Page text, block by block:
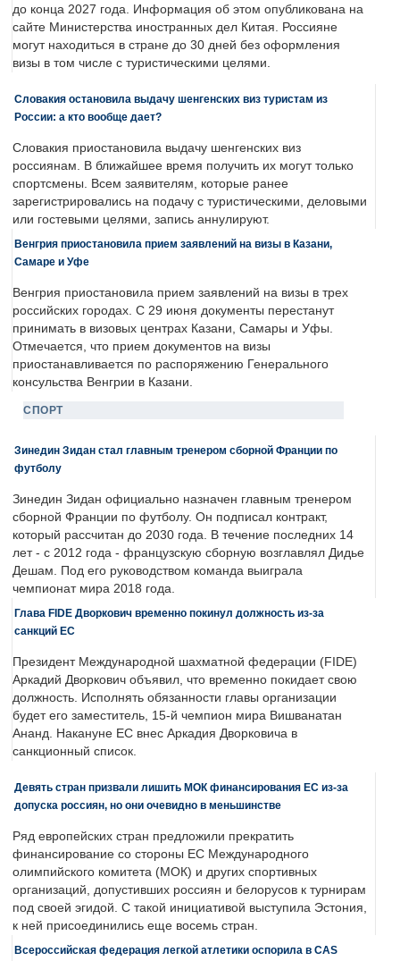
до конца 2027 года. Информация об этом опубликована на
сайте Министерства иностранных дел Китая. Россияне
могут находиться в стране до 30 дней без оформления
визы в том числе с туристическими целями.
Словакия остановила выдачу шенгенских виз туристам из
России: а кто вообще дает?
Словакия приостановила выдачу шенгенских виз
россиянам. В ближайшее время получить их могут только
спортсмены. Всем заявителям, которые ранее
зарегистрировались на подачу с туристическими, деловыми
или гостевыми целями, запись аннулируют.
Венгрия приостановила прием заявлений на визы в Казани,
Самаре и Уфе
Венгрия приостановила прием заявлений на визы в трех
российских городах. С 29 июня документы перестанут
принимать в визовых центрах Казани, Самары и Уфы.
Отмечается, что прием документов на визы
приостанавливается по распоряжению Генерального
консульства Венгрии в Казани.
СПОРТ
Зинедин Зидан стал главным тренером сборной Франции по
футболу
Зинедин Зидан официально назначен главным тренером
сборной Франции по футболу. Он подписал контракт,
который рассчитан до 2030 года. В течение последних 14
лет - с 2012 года - французскую сборную возглавлял Дидье
Дешам. Под его руководством команда выиграла
чемпионат мира 2018 года.
Глава FIDE Дворкович временно покинул должность из-за
санкций ЕС
Президент Международной шахматной федерации (FIDE)
Аркадий Дворкович объявил, что временно покидает свою
должность. Исполнять обязанности главы организации
будет его заместитель, 15-й чемпион мира Вишванатан
Ананд. Накануне ЕС внес Аркадия Дворковича в
санкционный список.
Девять стран призвали лишить МОК финансирования ЕС из-за
допуска россиян, но они очевидно в меньшинстве
Ряд европейских стран предложили прекратить
финансирование со стороны ЕС Международного
олимпийского комитета (МОК) и других спортивных
организаций, допустивших россиян и белорусов к турнирам
под своей эгидой. С такой инициативой выступила Эстония,
к ней присоединились еще восемь стран.
Всероссийская федерация легкой атлетики оспорила в CAS